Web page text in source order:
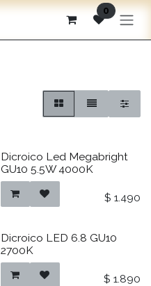
0
Dicroico Led Megabright
GU10 5.5W 4000K
$ 1.490
Dicroico LED 6.8 GU10
2700K
$ 1.890